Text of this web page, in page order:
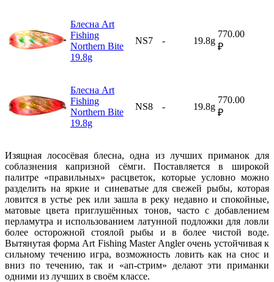
Блесна Art
Fishing
Northern Bite
19.8g
NS7 - 19.8g
770.00
₽
Блесна Art
Fishing
Northern Bite
19.8g
NS8 - 19.8g
770.00
₽
Изящная лососёвая блесна, одна из лучших приманок для
соблазнения капризной сёмги. Поставляется в широкой
палитре «правильных» расцветок, которые условно можно
разделить на яркие и синеватые для свежей рыбы, которая
ловится в устье рек или зашла в реку недавно и спокойные,
матовые цвета приглушённых тонов, часто с добавлением
перламутра и использованием латунной подложки для ловли
более осторожной стоялой рыбы и в более чистой воде.
Вытянутая форма Art Fishing Master Angler очень устойчивая к
сильному течению игра, возможность ловить как на снос и
вниз по течению, так и «ап-стрим» делают эти приманки
одними из лучших в своём классе.